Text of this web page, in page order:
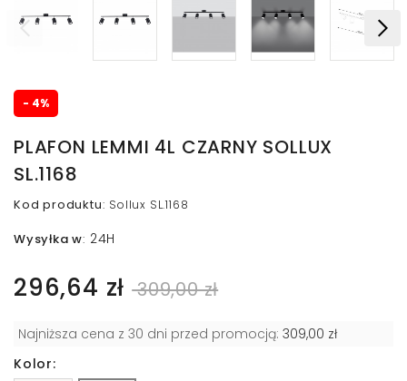
- 4%
PLAFON LEMMI 4L CZARNY SOLLUX
SL.1168
Kod produktu: Sollux SL.1168
Wysyłka w: 24H
296,64 zł 309,00 zł
Najniższa cena z 30 dni przed promocją: 309,00 zł
Kolor: